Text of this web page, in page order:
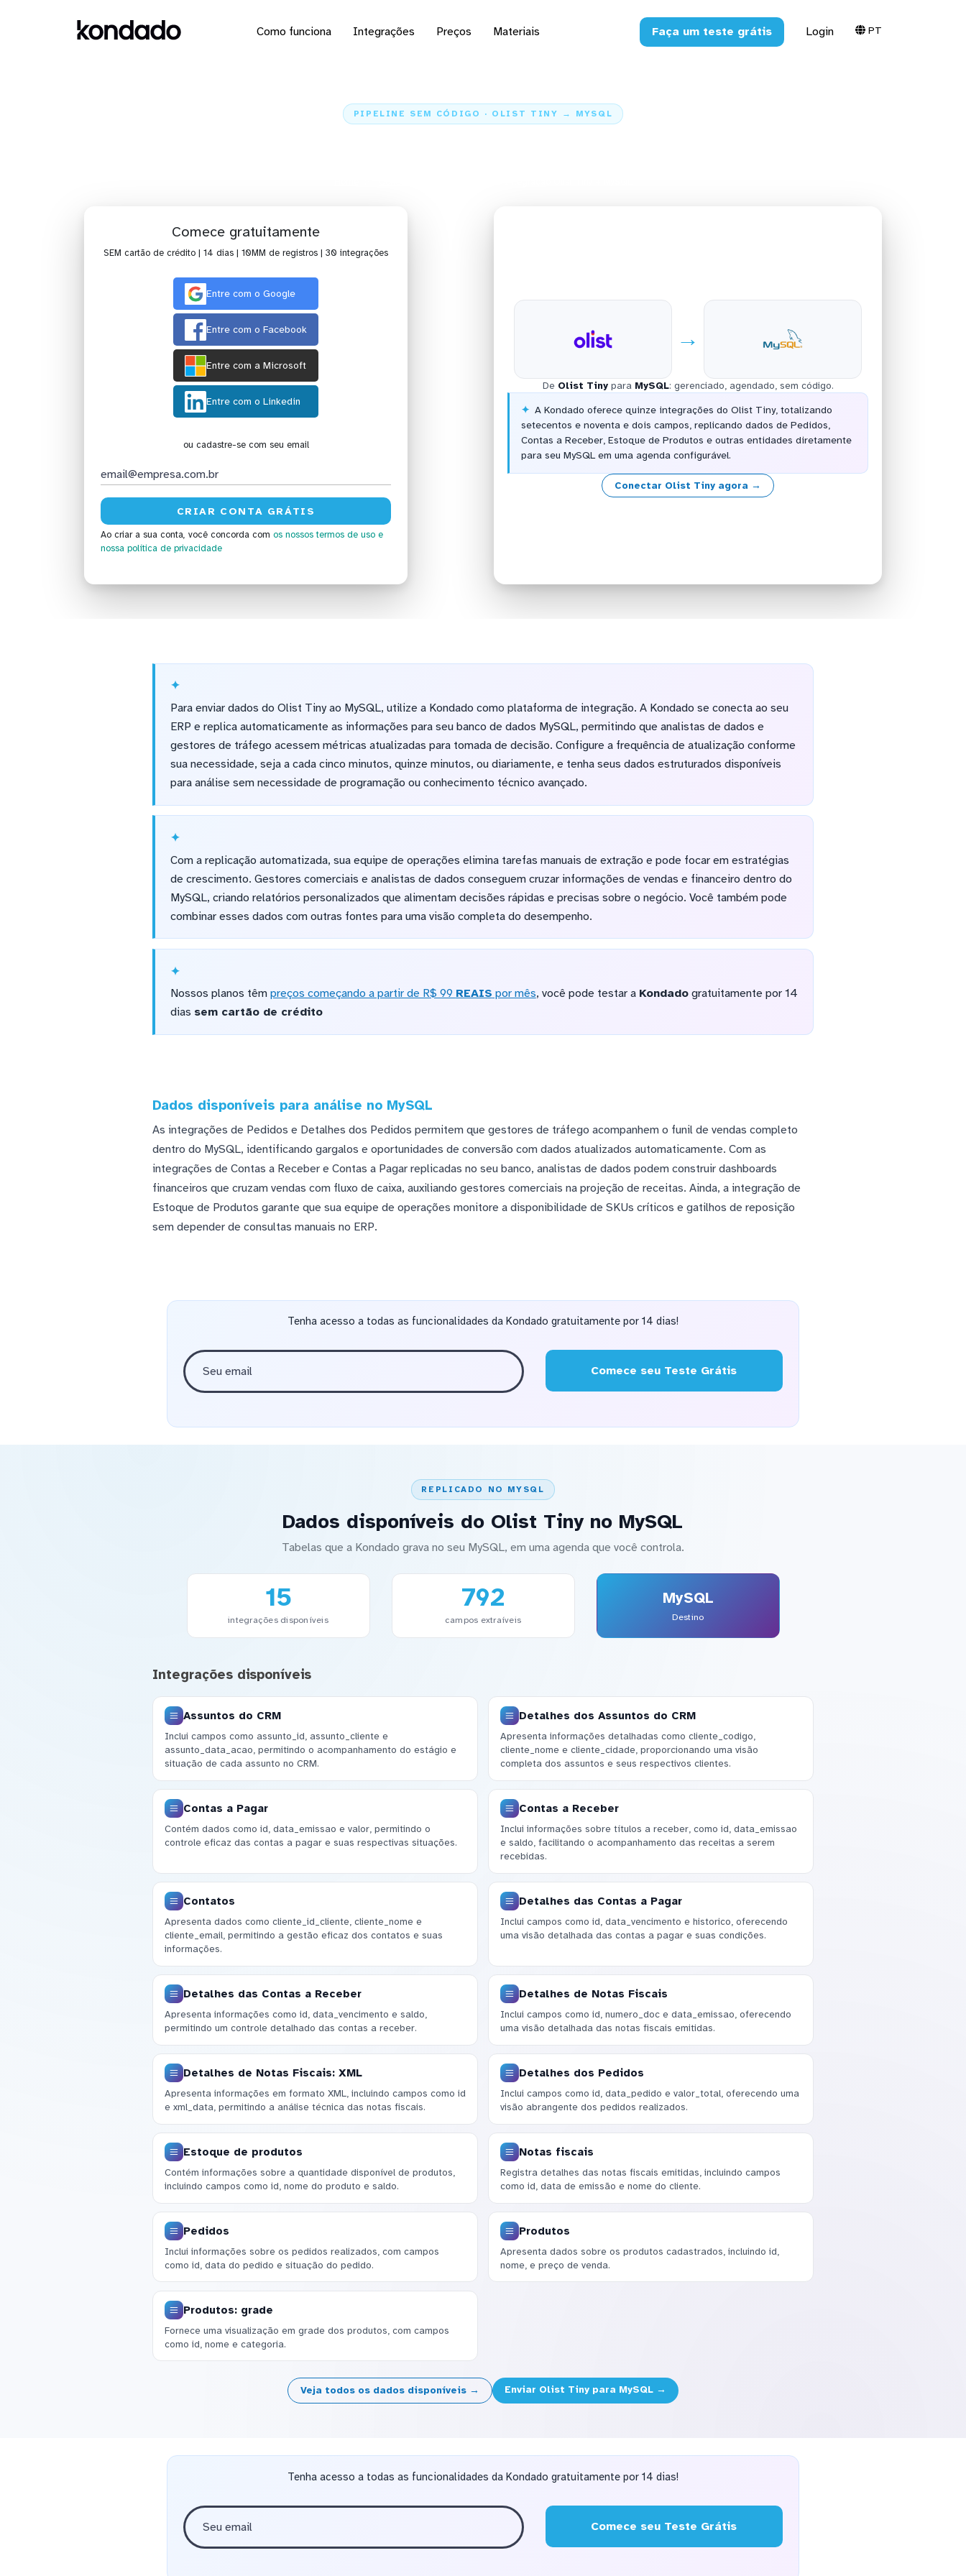
Como funciona Integrações Preços Materiais Faça um teste grátis Login PT
PIPELINE SEM CÓDIGO · OLIST TINY → MYSQL
Comece gratuitamente
SEM cartão de crédito | 14 dias | 10MM de registros | 30 integrações
Entre com o Google
Entre com o Facebook
Entre com a Microsoft
Entre com o Linkedin
ou cadastre-se com seu email
Ao criar a sua conta, você concorda com os nossos termos de uso e
nossa política de privacidade
→
De Olist Tinypara MySQL: gerenciado, agendado, sem código.
A Kondado oferece quinze integrações do Olist Tiny, totalizando
setecentos e noventa e dois campos, replicando dados de Pedidos,
Contas a Receber, Estoque de Produtos e outras entidades diretamente
para seu MySQL em uma agenda configurável.
Conectar Olist Tiny agora →
Para enviar dados do Olist Tiny ao MySQL, utilize a Kondado como plataforma de integração. A Kondado se conecta ao seu
ERP e replica automaticamente as informações para seu banco de dados MySQL, permitindo que analistas de dados e
gestores de tráfego acessem métricas atualizadas para tomada de decisão. Configure a frequência de atualização conforme
sua necessidade, seja a cada cinco minutos, quinze minutos, ou diariamente, e tenha seus dados estruturados disponíveis
para análise sem necessidade de programação ou conhecimento técnico avançado.
Com a replicação automatizada, sua equipe de operações elimina tarefas manuais de extração e pode focar em estratégias
de crescimento. Gestores comerciais e analistas de dados conseguem cruzar informações de vendas e financeiro dentro do
MySQL, criando relatórios personalizados que alimentam decisões rápidas e precisas sobre o negócio. Você também pode
combinar esses dados com outras fontes para uma visão completa do desempenho.
Nossos planos têm preços começando a partir de R$ 99 REAIS por mês, você pode testar a Kondadogratuitamente por 14
dias sem cartão de crédito
Dados disponíveis para análise no MySQL
As integrações de Pedidos e Detalhes dos Pedidos permitem que gestores de tráfego acompanhem o funil de vendas completo
dentro do MySQL, identificando gargalos e oportunidades de conversão com dados atualizados automaticamente. Com as
integrações de Contas a Receber e Contas a Pagar replicadas no seu banco, analistas de dados podem construir dashboards
financeiros que cruzam vendas com fluxo de caixa, auxiliando gestores comerciais na projeção de receitas. Ainda, a integração de
Estoque de Produtos garante que sua equipe de operações monitore a disponibilidade de SKUs críticos e gatilhos de reposição
sem depender de consultas manuais no ERP.
Tenha acesso a todas as funcionalidades da Kondado gratuitamente por 14 dias!
Comece seu Teste Grátis
REPLICADO NO MYSQL
Dados disponíveis do Olist Tiny no MySQL
Tabelas que a Kondado grava no seu MySQL, em uma agenda que você controla.
15
integrações disponíveis
792
campos extraíveis
MySQL
Destino
Integrações disponíveis
Assuntos do CRM
Inclui campos como assunto_id, assunto_cliente e
assunto_data_acao, permitindo o acompanhamento do estágio e
situação de cada assunto no CRM.
Detalhes dos Assuntos do CRM
Apresenta informações detalhadas como cliente_codigo,
cliente_nome e cliente_cidade, proporcionando uma visão
completa dos assuntos e seus respectivos clientes.
Contas a Pagar
Contém dados como id, data_emissao e valor, permitindo o
controle eficaz das contas a pagar e suas respectivas situações.
Contas a Receber
Inclui informações sobre títulos a receber, como id, data_emissao
e saldo, facilitando o acompanhamento das receitas a serem
recebidas.
Contatos
Apresenta dados como cliente_id_cliente, cliente_nome e
cliente_email, permitindo a gestão eficaz dos contatos e suas
informações.
Detalhes das Contas a Pagar
Inclui campos como id, data_vencimento e historico, oferecendo
uma visão detalhada das contas a pagar e suas condições.
Detalhes das Contas a Receber
Apresenta informações como id, data_vencimento e saldo,
permitindo um controle detalhado das contas a receber.
Detalhes de Notas Fiscais
Inclui campos como id, numero_doc e data_emissao, oferecendo
uma visão detalhada das notas fiscais emitidas.
Detalhes de Notas Fiscais: XML
Apresenta informações em formato XML, incluindo campos como id
e xml_data, permitindo a análise técnica das notas fiscais.
Detalhes dos Pedidos
Inclui campos como id, data_pedido e valor_total, oferecendo uma
visão abrangente dos pedidos realizados.
Estoque de produtos
Contém informações sobre a quantidade disponível de produtos,
incluindo campos como id, nome do produto e saldo.
Notas fiscais
Registra detalhes das notas fiscais emitidas, incluindo campos
como id, data de emissão e nome do cliente.
Pedidos
Inclui informações sobre os pedidos realizados, com campos
como id, data do pedido e situação do pedido.
Produtos
Apresenta dados sobre os produtos cadastrados, incluindo id,
nome, e preço de venda.
Produtos: grade
Fornece uma visualização em grade dos produtos, com campos
como id, nome e categoria.
Veja todos os dados disponíveis → Enviar Olist Tiny para MySQL →
Tenha acesso a todas as funcionalidades da Kondado gratuitamente por 14 dias!
Comece seu Teste Grátis